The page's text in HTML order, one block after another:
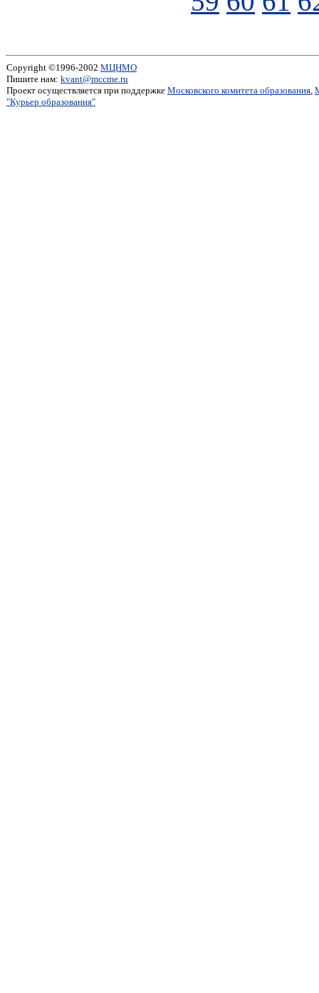
Copyright ©1996-2002 МЦНМО
Пишите нам: kvant@mccme.ru
Проект осуществляется при поддержке Московского комитета образования,
"Курьер образования"